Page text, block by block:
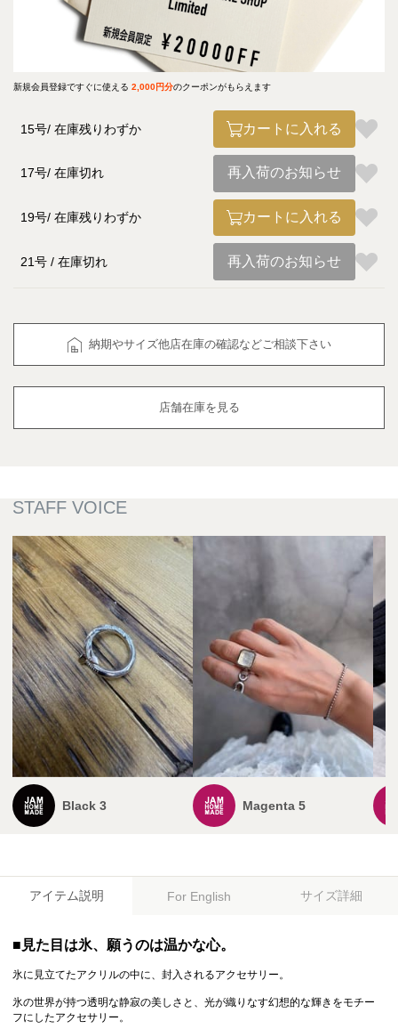
新規会員登録ですぐに使える 2,000円分のクーポンがもらえます
15号 在庫残りわずか カートに入れる
17号 在庫切れ 再入荷のお知らせ
19号 在庫残りわずか カートに入れる
21号 在庫切れ 再入荷のお知らせ
納期やサイズ他店在庫の確認などご相談下さい
店舗在庫を見る
Black 3 Magenta 5
アイテム説明 For English サイズ詳細
■見た目は氷、願うのは温かな心。
氷に見立てたアクリルの中に、封入されるアクセサリー。
氷の世界が持つ透明な静寂の美しさと、光が織りなす幻想的な輝きをモチー
フにしたアクセサリー。